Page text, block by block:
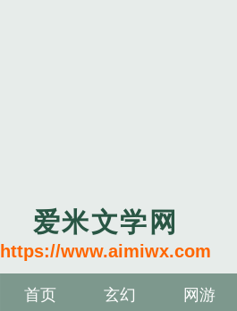
爱米文学网
https://www.aimiwx.com
首页 玄幻 网游